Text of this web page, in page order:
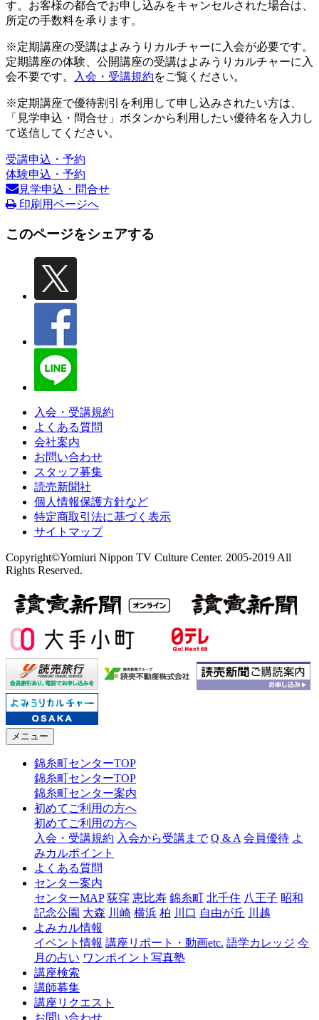
す。お客様の都合でお申し込みをキャンセルされた場合は、
所定の手数料を承ります。
※定期講座の受講はよみうりカルチャーに入会が必要です。
定期講座の体験、公開講座の受講はよみうりカルチャーに入
会不要です。
入会・受講規約をご覧ください。
※定期講座で優待割引を利用して申し込みされたい方は、
「見学申込・問合せ」ボタンから利用したい優待名を入力し
て送信してください。
受講申込・予約
体験申込・予約
見学申込・問合せ
印刷用ページへ
このページをシェアする
入会・受講規約
よくある質問
会社案内
お問い合わせ
スタッフ募集
読売新聞社
個人情報保護方針など
特定商取引法に基づく表示
サイトマップ
Copyright©Yomiuri Nippon TV Culture Center. 2005-2019 All
Rights Reserved.
メニュー
錦糸町センターTOP
錦糸町センターTOP
錦糸町センター案内
初めてご利用の方へ
初めてご利用の方へ
入会・受講規約 入会から受講まで Q & A 会員優待 よ
みカルポイント
よくある質問
センター案内
センターMAP 荻窪 恵比寿 錦糸町 北千住 八王子 昭和
記念公園 大森 川崎 横浜 柏 川口 自由が丘 川越
よみカル情報
イベント情報 講座リポート・動画etc. 語学カレッジ 今
月の占い ワンポイント写真塾
講座検索
講師募集
講座リクエスト
お問い合わせ